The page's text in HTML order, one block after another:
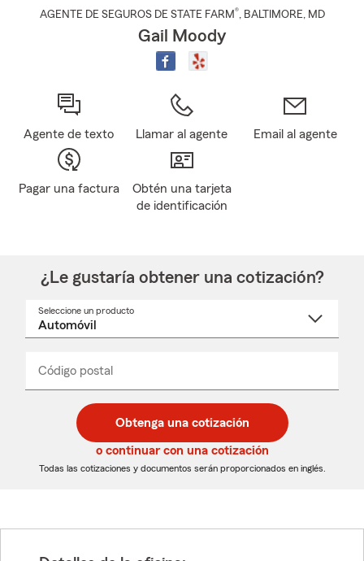
AGENTE DE SEGUROS DE STATE FARM®, BALTIMORE, MD
Gail Moody
Agente de texto Llamar al agente Email al agente
Pagar una factura
Obtén una tarjeta
de identificación
¿Le gustaría obtener una cotización?
Seleccione un producto
desplegable
Código postal
de
5
dígitos
de
5
dígitos
_____
Obtenga una cotización
o continuar con una cotización
Todas las cotizaciones y documentos serán proporcionados en inglés.